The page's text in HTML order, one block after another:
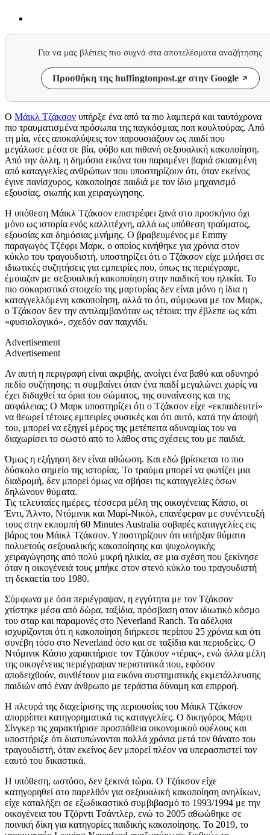
Για να μας βλέπεις πιο συχνά στα αποτελέσματα αναζήτησης
Προσθήκη της huffingtonpost.gr στην Google
Ο Μάικλ Τζάκσον υπήρξε ένα από τα πιο λαμπερά και ταυτόχρονα
πιο τραυματισμένα πρόσωπα της παγκόσμιας ποπ κουλτούρας. Από
τη μία, νέες αποκαλύψεις τον παρουσιάζουν ως παιδί που
μεγάλωσε μέσα σε βία, φόβο και πιθανή σεξουαλική κακοποίηση.
Από την άλλη, η δημόσια εικόνα του παραμένει βαριά σκιασμένη
από καταγγελίες ανθρώπων που υποστηρίζουν ότι, όταν εκείνος
έγινε πανίσχυρος, κακοποίησε παιδιά με τον ίδιο μηχανισμό
εξουσίας, σιωπής και χειραγώγησης.
Η υπόθεση Μάικλ Τζάκσον επιστρέφει ξανά στο προσκήνιο όχι
μόνο ως ιστορία ενός καλλιτέχνη, αλλά ως υπόθεση τραύματος,
εξουσίας και δημόσιας μνήμης. Ο βραβευμένος με Emmy
παραγωγός Τζέφρι Μαρκ, ο οποίος κινήθηκε για χρόνια στον
κύκλο του τραγουδιστή, υποστηρίζει ότι ο Τζάκσον είχε μιλήσει σε
ιδιωτικές συζητήσεις για εμπειρίες που, όπως τις περιέγραφε,
έμοιαζαν με σεξουαλική κακοποίηση στην παιδική του ηλικία. Το
πιο σοκαριστικό στοιχείο της μαρτυρίας δεν είναι μόνο η ίδια η
καταγγελλόμενη κακοποίηση, αλλά το ότι, σύμφωνα με τον Μαρκ,
ο Τζάκσον δεν την αντιλαμβανόταν ως τέτοια: την έβλεπε ως κάτι
«φυσιολογικό», σχεδόν σαν παιχνίδι.
Advertisement
Advertisement
Αν αυτή η περιγραφή είναι ακριβής, ανοίγει ένα βαθύ και οδυνηρό
πεδίο συζήτησης: τι συμβαίνει όταν ένα παιδί μεγαλώνει χωρίς να
έχει διδαχθεί τα όρια του σώματος, της συναίνεσης και της
ασφάλειας; Ο Μαρκ υποστηρίζει ότι ο Τζάκσον είχε «εκπαιδευτεί»
να θεωρεί τέτοιες εμπειρίες φυσικές και ότι αυτό, κατά την άποψή
του, μπορεί να εξηγεί μέρος της μετέπειτα αδυναμίας του να
διαχωρίσει το σωστό από το λάθος στις σχέσεις του με παιδιά.
Όμως η εξήγηση δεν είναι αθώωση. Και εδώ βρίσκεται το πιο
δύσκολο σημείο της ιστορίας. Το τραύμα μπορεί να φωτίζει μια
διαδρομή, δεν μπορεί όμως να σβήσει τις καταγγελίες όσων
δηλώνουν θύματα.
Τις τελευταίες ημέρες, τέσσερα μέλη της οικογένειας Κάσιο, οι
Έντι, Άλντο, Ντόμινικ και Μαρί-Νικόλ, επανέφεραν με συνέντευξή
τους στην εκπομπή 60 Minutes Australia σοβαρές καταγγελίες εις
βάρος του Μάικλ Τζάκσον. Υποστηρίζουν ότι υπήρξαν θύματα
πολυετούς σεξουαλικής κακοποίησης και ψυχολογικής
χειραγώγησης από πολύ μικρή ηλικία, σε μια σχέση που ξεκίνησε
όταν η οικογένειά τους μπήκε στον στενό κύκλο του τραγουδιστή
τη δεκαετία του 1980.
Σύμφωνα με όσα περιέγραψαν, η εγγύτητα με τον Τζάκσον
χτίστηκε μέσα από δώρα, ταξίδια, πρόσβαση στον ιδιωτικό κόσμο
του σταρ και παραμονές στο Neverland Ranch. Τα αδέλφια
ισχυρίζονται ότι η κακοποίηση διήρκεσε περίπου 25 χρόνια και ότι
συνέβη τόσο στο Neverland όσο και σε ταξίδια και περιοδείες. Ο
Ντόμινικ Κάσιο χαρακτήρισε τον Τζάκσον «τέρας», ενώ άλλα μέλη
της οικογένειας περιέγραψαν περιστατικά που, εφόσον
αποδειχθούν, συνθέτουν μια εικόνα συστηματικής εκμετάλλευσης
παιδιών από έναν άνθρωπο με τεράστια δύναμη και επιρροή.
Η πλευρά της διαχείρισης της περιουσίας του Μάικλ Τζάκσον
απορρίπτει κατηγορηματικά τις καταγγελίες. Ο δικηγόρος Μάρτι
Σίνγκερ τις χαρακτήρισε προσπάθεια οικονομικού οφέλους και
υποστήριξε ότι διατυπώνονται πολλά χρόνια μετά τον θάνατο του
τραγουδιστή, όταν εκείνος δεν μπορεί πλέον να υπερασπιστεί τον
εαυτό του δικαστικά.
Η υπόθεση, ωστόσο, δεν ξεκινά τώρα. Ο Τζάκσον είχε
κατηγορηθεί στο παρελθόν για σεξουαλική κακοποίηση ανηλίκων,
είχε καταλήξει σε εξωδικαστικό συμβιβασμό το 1993/1994 με την
οικογένεια του Τζόρντι Τσάντλερ, ενώ το 2005 αθωώθηκε σε
ποινική δίκη για κατηγορίες παιδικής κακοποίησης. Το 2019, το